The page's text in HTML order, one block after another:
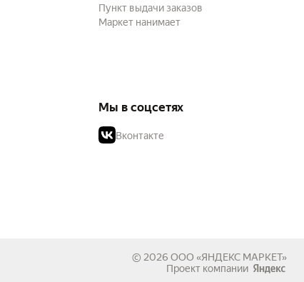
Пункт выдачи заказов
Маркет нанимает
Мы в соцсетях
Вконтакте
© 2026 ООО «ЯНДЕКС МАРКЕТ»
Проект компании